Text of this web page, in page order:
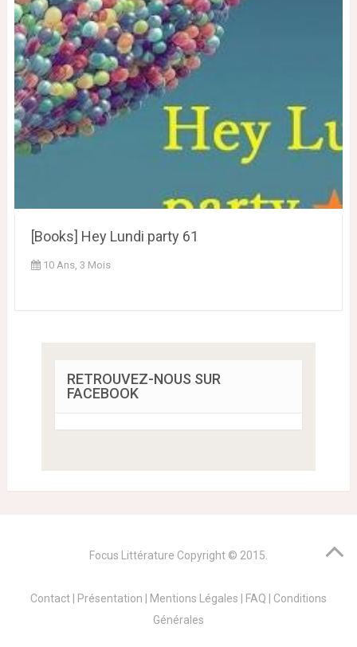
[Books] Hey Lundi party 61
10 Ans, 3 Mois
RETROUVEZ-NOUS SUR
FACEBOOK
Focus Littérature Copyright © 2015.
Contact Présentation Mentions Légales FAQ
Conditions
Générales